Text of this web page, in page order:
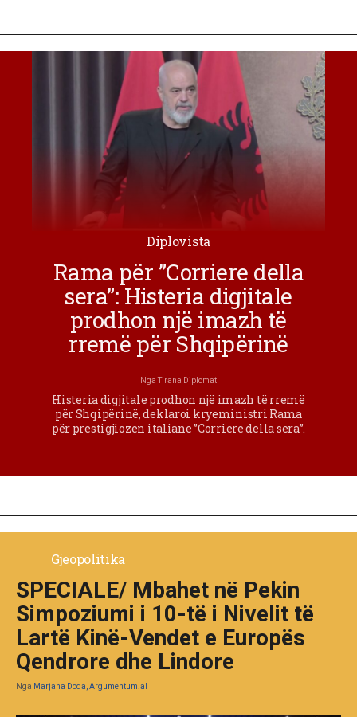
Diplovista
Rama për ”Corriere della
sera”: Histeria digjitale
prodhon një imazh të
rremë për Shqipërinë
NgaTirana Diplomat
Histeria digjitale prodhon një imazh të rremë
për Shqipërinë, deklaroi kryeministri Rama
për prestigjiozen italiane ”Corriere della sera”.
Gjeopolitika
SPECIALE/ Mbahet në Pekin
Simpoziumi i 10-të i Nivelit të
Lartë Kinë-Vendet e Europës
Qendrore dhe Lindore
Nga Marjana Doda, Argumentum.al